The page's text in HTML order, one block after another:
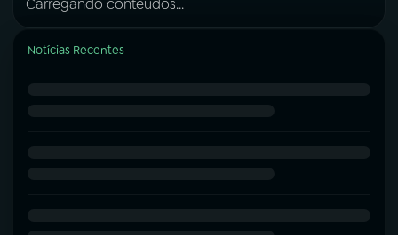
Carregando conteúdos...
Notícias Recentes